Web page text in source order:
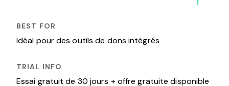
Idéal pour des outils de dons intégrés
Essai gratuit de 30 jours + offre gratuite disponible